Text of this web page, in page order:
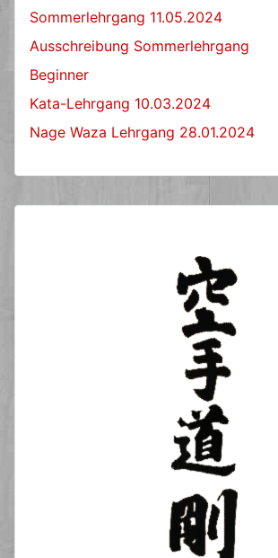
Sommerlehrgang 11.05.2024
Ausschreibung Sommerlehrgang
Beginner
Kata-Lehrgang 10.03.2024
Nage Waza Lehrgang 28.01.2024